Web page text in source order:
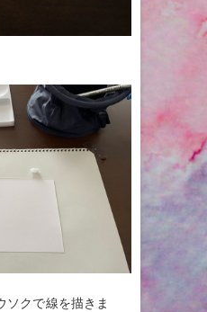
ソクで線を描きま